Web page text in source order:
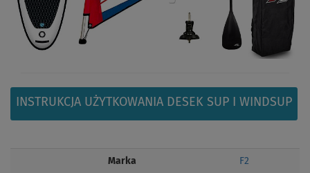
INSTRUKCJA UŻYTKOWANIA DESEK SUP I WINDSUP
Marka F2